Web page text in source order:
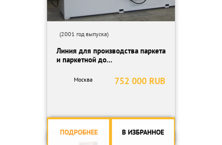
(2001 год выпуска)
Линия для производства паркета
и паркетной до...
752 000 RUB
Москва
ПОДРОБНЕЕ В ИЗБРАННОЕ